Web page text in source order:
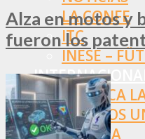
LA CONFE
ITC
INESE –
AMÉRICA
ESTADOS
EUROPA
Alza en motos y
fueron los